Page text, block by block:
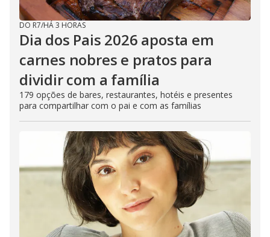
DO R7/HÁ 3 HORAS
Dia dos Pais 2026 aposta em
carnes nobres e pratos para
dividir com a família
179 opções de bares, restaurantes, hotéis e presentes
para compartilhar com o pai e com as famílias